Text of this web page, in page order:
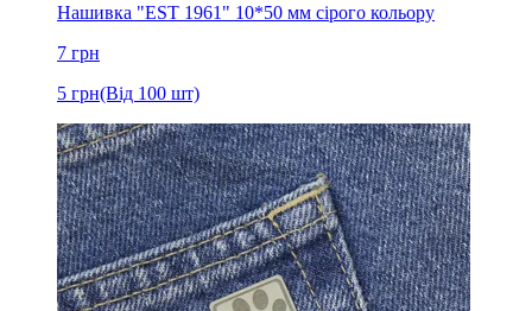
Нашивка "EST 1961" 10*50 мм сірого кольору
7 грн
5 грн(Від 100 шт)